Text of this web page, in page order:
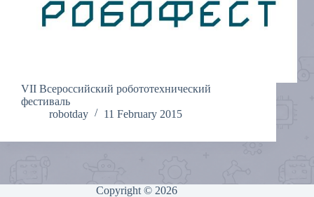
VII Всероссийский робототехнический
фестиваль
robotday
11 February 2015
Copyright © 2026